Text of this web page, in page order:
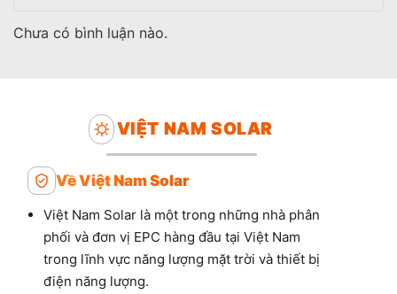
Chưa có bình luận nào.
VIỆT NAM SOLAR
Về Việt Nam Solar
Việt Nam Solar là một trong những nhà phân
phối và đơn vị EPC hàng đầu tại Việt Nam
trong lĩnh vực năng lượng mặt trời và thiết bị
điện năng lượng.